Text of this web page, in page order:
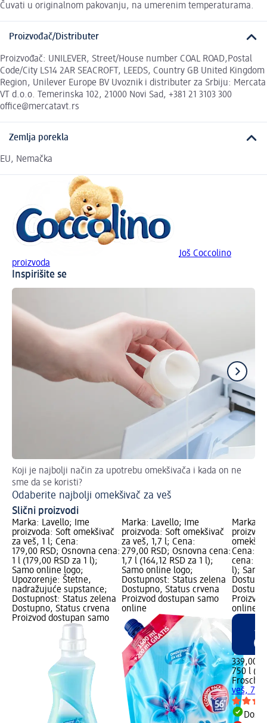
Čuvati u originalnom pakovanju, na umerenim temperaturama.
Proizvođač/Distributer
Proizvođač: UNILEVER, Street/House number COAL ROAD,Postal
Code/City LS14 2AR SEACROFT, LEEDS, Country GB United Kingdom
Region, Unilever Europe BV Uvoznik i distributer za Srbiju: Mercata
VT d.o.o. Temerinska 102, 21000 Novi Sad, +381 21 3103 300
office@mercatavt.rs
Zemlja porekla
EU, Nemačka
Još Coccolino
proizvoda
Inspirišite se
Koji je najbolji način za upotrebu omekšivača i kada on ne
sme da se koristi?
Odaberite najbolji omekšivač za veš
Slični proizvodi
Marka: Lavello; Ime
proizvoda: Soft omekšivač
za veš, 1 l; Cena:
179,00 RSD; Osnovna cena:
1 l (179,00 RSD za 1 l);
Samo online logo;
Upozorenje: Štetne,
nadražujuće supstance;
Dostupnost: Status zelena
Dostupno, Status crvena
Proizvod dostupan samo
Marka: Lavello; Ime
proizvoda: Soft omekšivač
za veš, 1,7 l; Cena:
279,00 RSD; Osnovna cena:
1,7 l (164,12 RSD za 1 l);
Samo online logo;
Dostupnost: Status zelena
Dostupno, Status crvena
Proizvod dostupan samo
online
Marka:
Cena:
cena:
l);
online
339,00
750 l
Frosch
veš, 750